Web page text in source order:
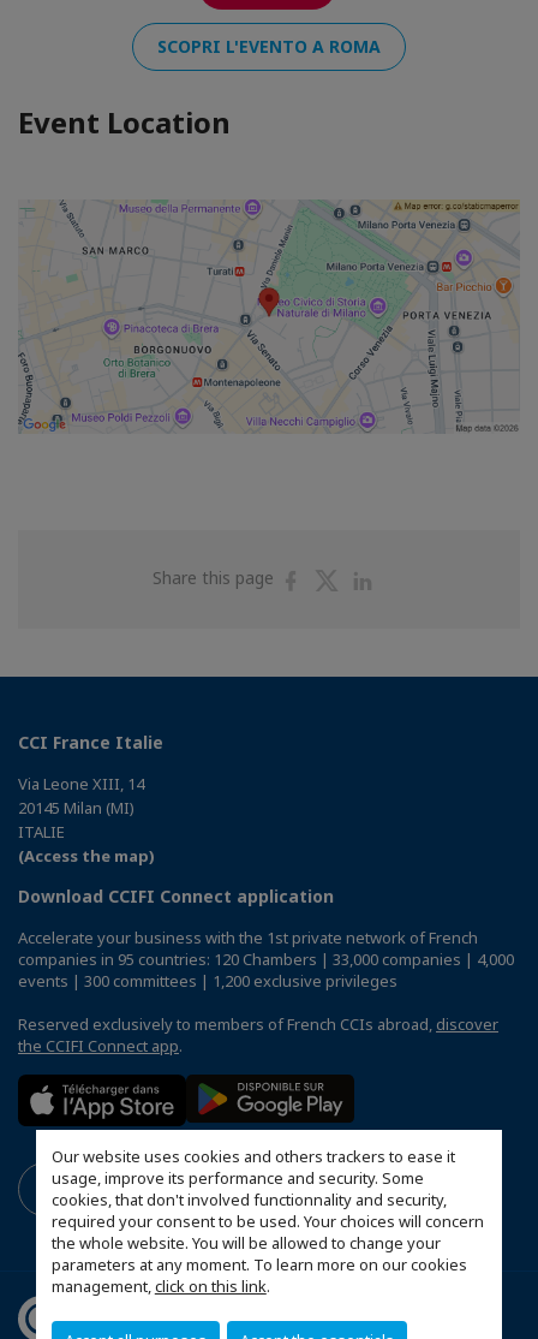
Our website uses cookies and others trackers to ease it
usage, improve its performance and security. Some
cookies, that don't involved functionnality and security,
required your consent to be used. Your choices will concern
the whole website. You will be allowed to change your
parameters at any moment. To learn more on our cookies
management,click on this link.
SCOPRI L'EVENTO A ROMA
Event Location
Share this page
ShareShare
CCI France Italie
Via Leone XIII, 14
20145 Milan (MI)
ITALIE
(Access the map)
Download CCIFI Connect application
Accelerate your business with the 1st private network of French
companies in 95 countries: 120 Chambers | 33,000 companies | 4,000
events | 300 committees | 1,200 exclusive privileges
Reserved exclusively to members of French CCIs abroad, discover
the CCIFI Connect app.